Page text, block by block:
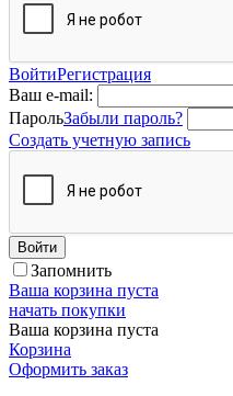
ВойтиРегистрация
Ваш e-mail:
ПарольЗабыли пароль?
Создать учетную запись
Войти
Запомнить
Ваша корзина пуста
начать покупки
Ваша корзина пуста
Корзина
Оформить заказ